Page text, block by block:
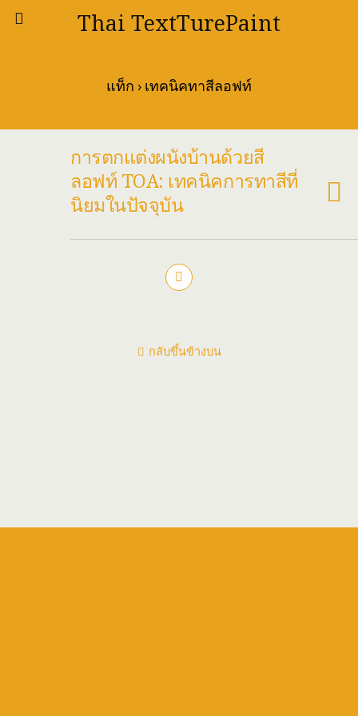
Thai TextTurePaint
แท็ก › เทคนิคทาสีลอฟท์
การตกแต่งผนังบ้านด้วยสี
ลอฟท์ TOA: เทคนิคการทาสีที่
นิยมในปัจจุบัน
กลับขึ้นข้างบน